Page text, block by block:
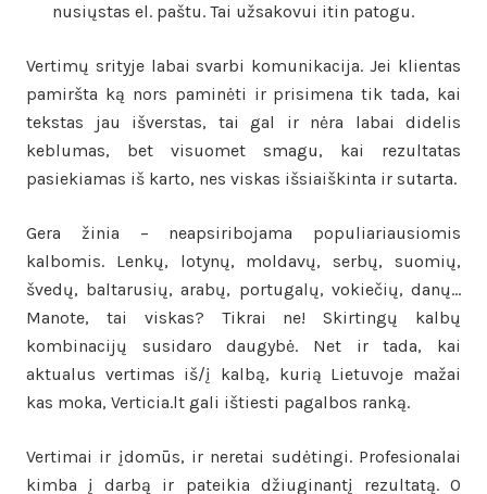
nusiųstas el. paštu. Tai užsakovui itin patogu.
Vertimų srityje labai svarbi komunikacija. Jei klientas
pamiršta ką nors paminėti ir prisimena tik tada, kai
tekstas jau išverstas, tai gal ir nėra labai didelis
keblumas, bet visuomet smagu, kai rezultatas
pasiekiamas iš karto, nes viskas išsiaiškinta ir sutarta.
Gera žinia – neapsiribojama populiariausiomis
kalbomis. Lenkų, lotynų, moldavų, serbų, suomių,
švedų, baltarusių, arabų, portugalų, vokiečių, danų…
Manote, tai viskas? Tikrai ne! Skirtingų kalbų
kombinacijų susidaro daugybė. Net ir tada, kai
aktualus vertimas iš/į kalbą, kurią Lietuvoje mažai
kas moka, Verticia.lt gali ištiesti pagalbos ranką.
Vertimai ir įdomūs, ir neretai sudėtingi. Profesionalai
kimba į darbą ir pateikia džiuginantį rezultatą. O